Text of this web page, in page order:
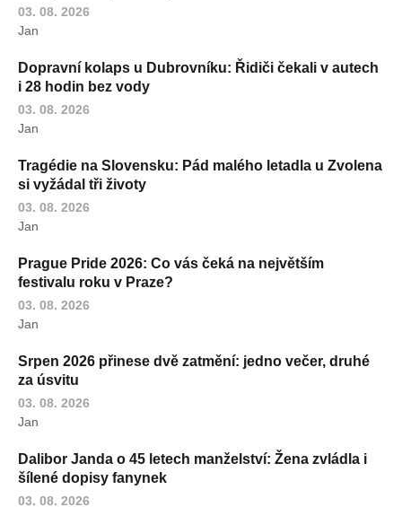
03. 08. 2026
Jan
Dopravní kolaps u Dubrovníku: Řidiči čekali v autech
i 28 hodin bez vody
03. 08. 2026
Jan
Tragédie na Slovensku: Pád malého letadla u Zvolena
si vyžádal tři životy
03. 08. 2026
Jan
Prague Pride 2026: Co vás čeká na největším
festivalu roku v Praze?
03. 08. 2026
Jan
Srpen 2026 přinese dvě zatmění: jedno večer, druhé
za úsvitu
03. 08. 2026
Jan
Dalibor Janda o 45 letech manželství: Žena zvládla i
šílené dopisy fanynek
03. 08. 2026